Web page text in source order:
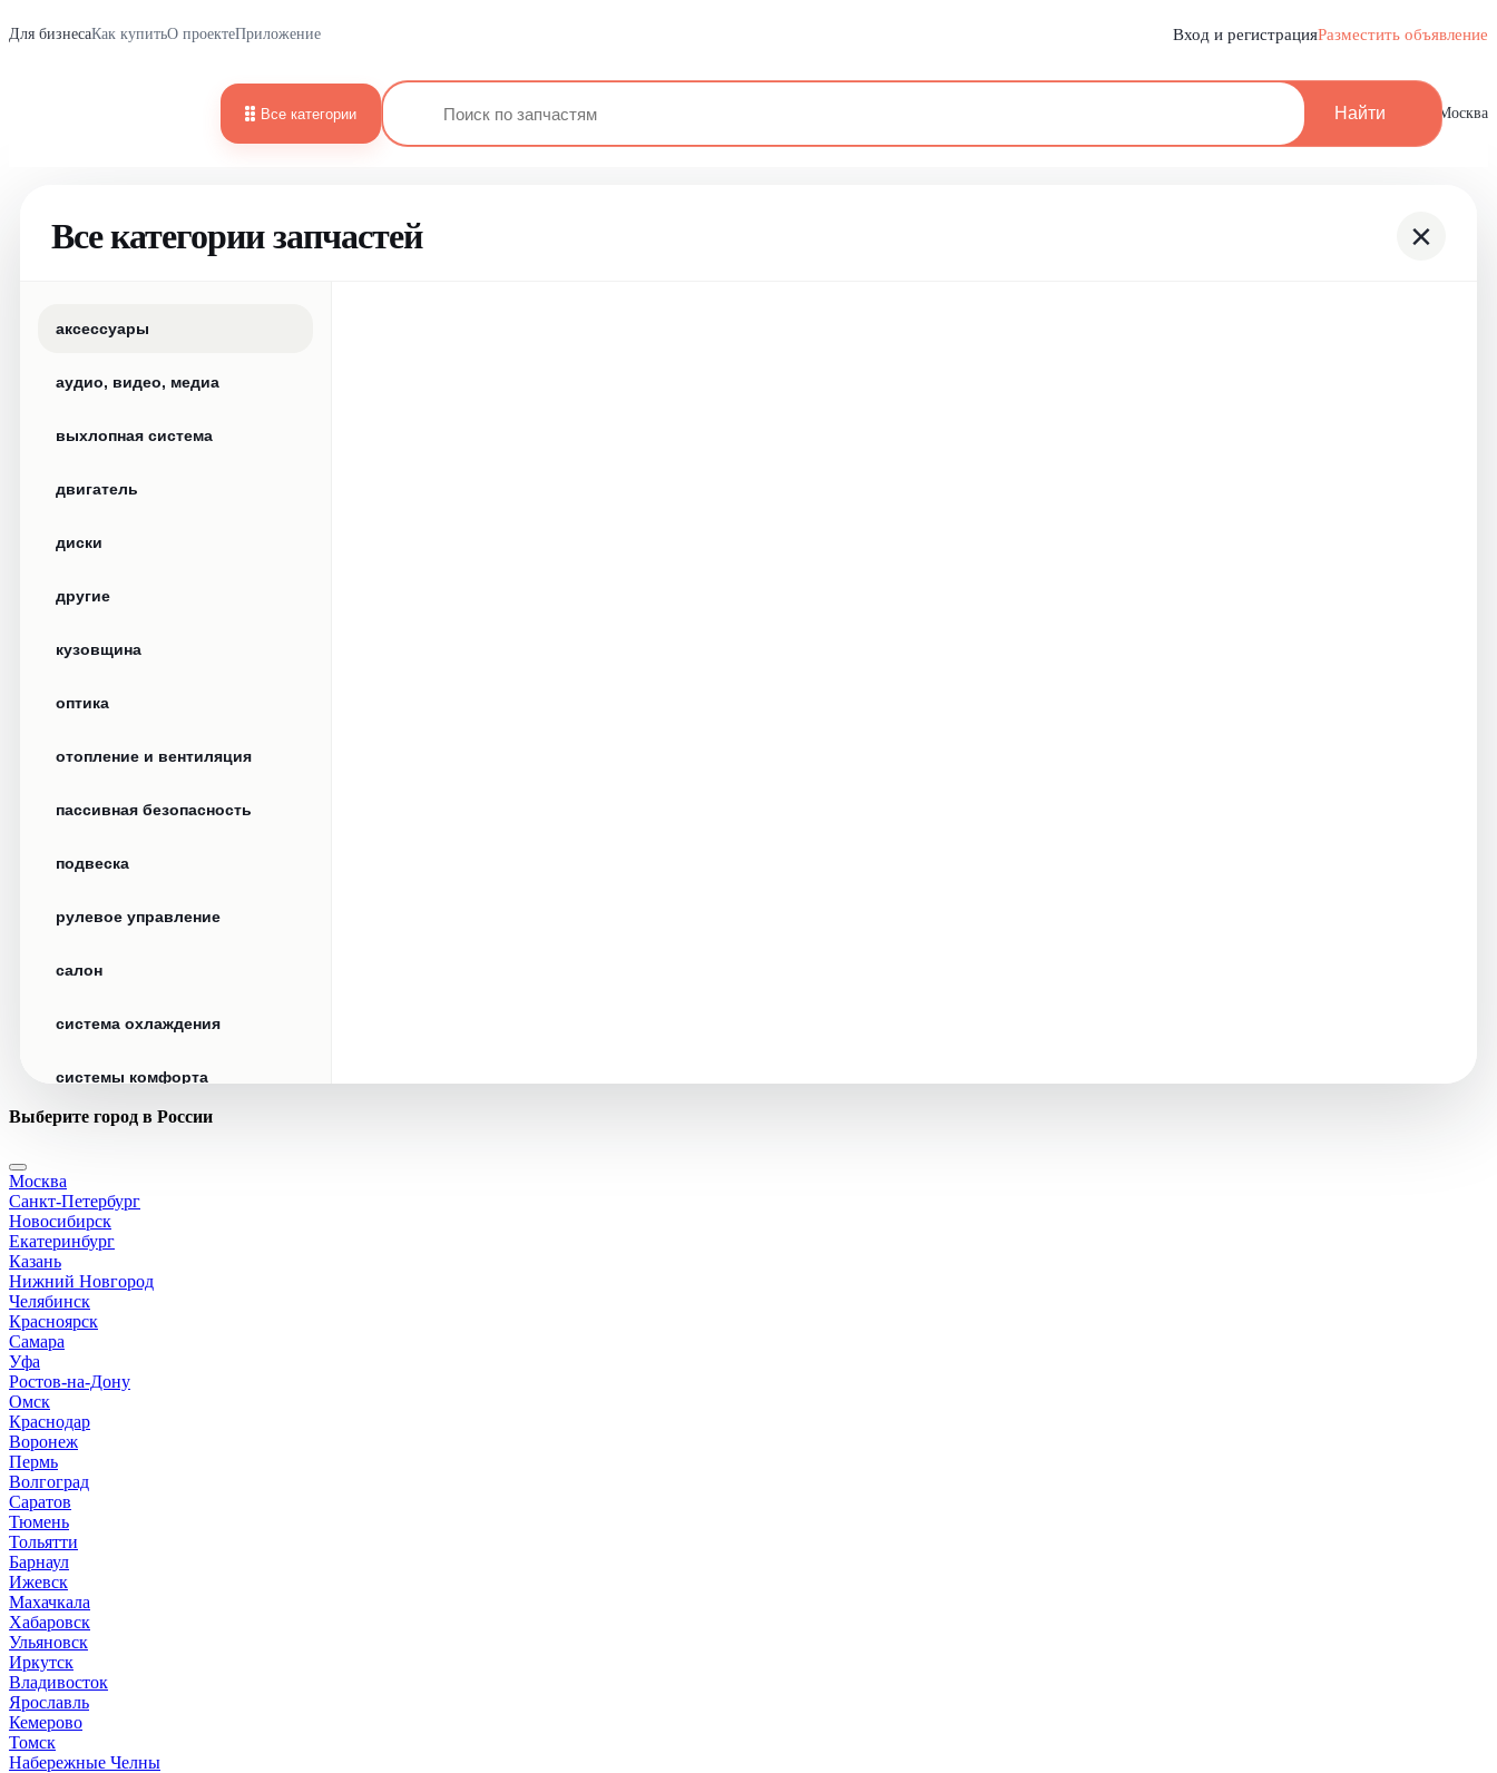
Для бизнесаКак купитьО проектеПриложение Вход и регистрацияРазместить объявление
Все категории Найти Москва
Все категории запчастей ×
аксессуары
аудио, видео, медиа
выхлопная система
двигатель
диски
другие
кузовщина
оптика
отопление и вентиляция
пассивная безопасность
подвеска
рулевое управление
салон
система охлаждения
системы комфорта
стекла
стеклоочистители
топливная система
тормозная система
трансмиссия
Выберите город в России
Москва
Санкт-Петербург
Новосибирск
Екатеринбург
Казань
Нижний Новгород
Челябинск
Красноярск
Самара
Уфа
Ростов-на-Дону
Омск
Краснодар
Воронеж
Пермь
Волгоград
Саратов
Тюмень
Тольятти
Барнаул
Ижевск
Махачкала
Хабаровск
Ульяновск
Иркутск
Владивосток
Ярославль
Кемерово
Томск
Набережные Челны